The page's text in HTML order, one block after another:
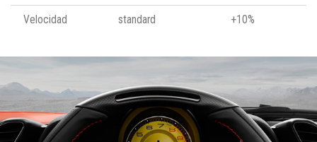
Velocidad standard +10%